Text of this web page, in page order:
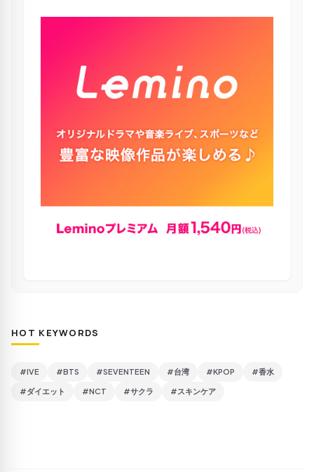
HOT KEYWORDS
#IVE #BTS #SEVENTEEN #台湾 #KPOP #香水
#ダイエット #NCT #サクラ #スキンケア